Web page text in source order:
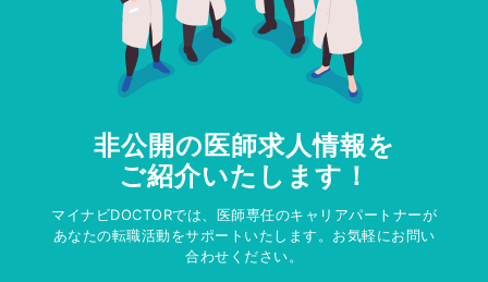
非公開の医師求人情報を
ご紹介いたします！
マイナビDOCTORでは、医師専任のキャリアパートナーが
あなたの転職活動をサポートいたします。お気軽にお問い
合わせください。